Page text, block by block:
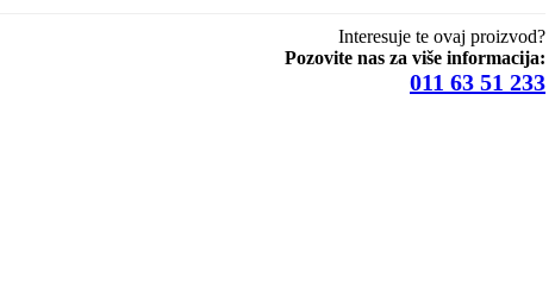
Interesuje te ovaj proizvod?
Pozovite nas za više informacija:
011 63 51 233